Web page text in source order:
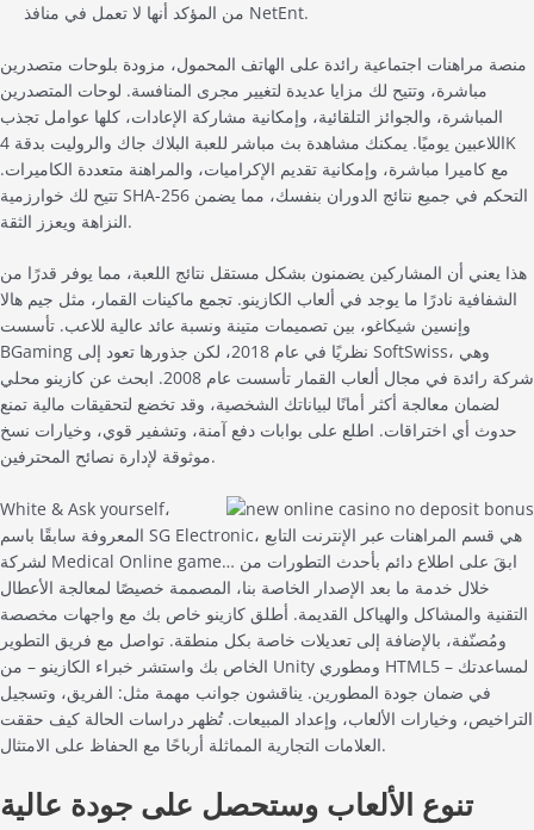
من المؤكد أنها لا تعمل في منافذ NetEnt.
منصة مراهنات اجتماعية رائدة على الهاتف المحمول، مزودة بلوحات متصدرين
مباشرة، وتتيح لك مزايا عديدة لتغيير مجرى المنافسة. لوحات المتصدرين
المباشرة، والجوائز التلقائية، وإمكانية مشاركة الإعادات، كلها عوامل تجذب
اللاعبين يوميًا. يمكنك مشاهدة بث مباشر للعبة البلاك جاك والروليت بدقة 4K
مع كاميرا مباشرة، وإمكانية تقديم الإكراميات، والمراهنة متعددة الكاميرات.
تتيح لك خوارزمية SHA-256 التحكم في جميع نتائج الدوران بنفسك، مما يضمن
النزاهة ويعزز الثقة.
هذا يعني أن المشاركين يضمنون بشكل مستقل نتائج اللعبة، مما يوفر قدرًا من
الشفافية نادرًا ما يوجد في ألعاب الكازينو. تجمع ماكينات القمار، مثل جيم هالا
وإنسين شيكاغو، بين تصميمات متينة ونسبة عائد عالية للاعب. تأسست
BGaming نظريًا في عام 2018، لكن جذورها تعود إلى SoftSwiss، وهي
شركة رائدة في مجال ألعاب القمار تأسست عام 2008. ابحث عن كازينو محلي
لضمان معالجة أكثر أمانًا لبياناتك الشخصية، وقد تخضع لتحقيقات مالية تمنع
حدوث أي اختراقات. اطلع على بوابات دفع آمنة، وتشفير قوي، وخيارات نسخ
موثوقة لإدارة نصائح المحترفين.
White & Ask yourself،
المعروفة سابقًا باسم SG Electronic، هي قسم المراهنات عبر الإنترنت التابع
لشركة Medical Online game… ابقَ على اطلاع دائم بأحدث التطورات من
خلال خدمة ما بعد الإصدار الخاصة بنا، المصممة خصيصًا لمعالجة الأعطال
التقنية والمشاكل والهياكل القديمة. أطلق كازينو خاص بك مع واجهات مخصصة
ومُصنّفة، بالإضافة إلى تعديلات خاصة بكل منطقة. تواصل مع فريق التطوير
الخاص بك واستشر خبراء الكازينو – من Unity ومطوري HTML5 – لمساعدتك
في ضمان جودة المطورين. يناقشون جوانب مهمة مثل: الفريق، وتسجيل
التراخيص، وخيارات الألعاب، وإعداد المبيعات. تُظهر دراسات الحالة كيف حققت
العلامات التجارية المماثلة أرباحًا مع الحفاظ على الامتثال.
تنوع الألعاب وستحصل على جودة عالية